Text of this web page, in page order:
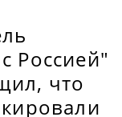
Россией"
что